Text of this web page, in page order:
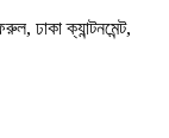
ঢাকা ক্যান্টনমেন্ট,